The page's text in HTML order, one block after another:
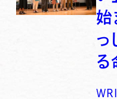
始
っ
る